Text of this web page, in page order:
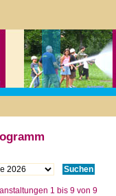
1 bis 9 von 9